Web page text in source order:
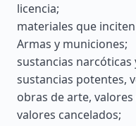
licencia;
materiales que
Armas y municiones;
sustancias narcóticas
sustancias potentes,
obras de arte,
valores cancelados;